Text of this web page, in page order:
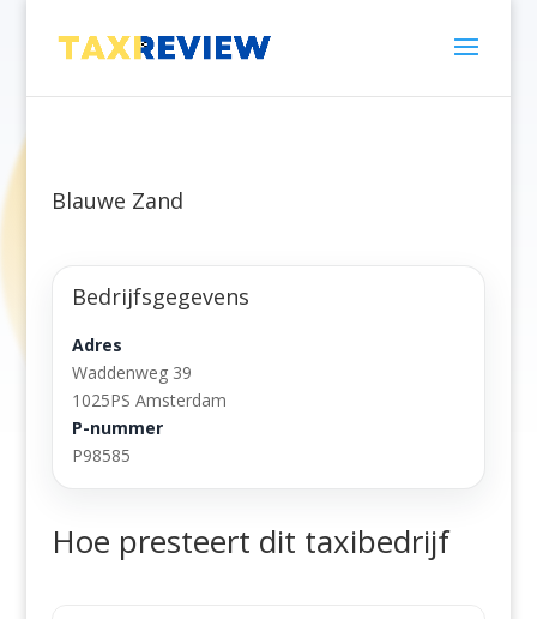
Blauwe Zand
Bedrijfsgegevens
Adres
Waddenweg 39
1025PS Amsterdam
P-nummer
P98585
Hoe presteert dit taxibedrijf